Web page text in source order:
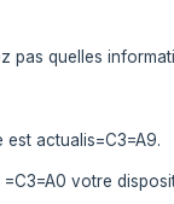
pas quelles
est actualis=C3=A9.
=C3=A0 votre